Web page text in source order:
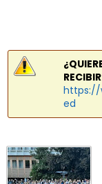
https://
ed